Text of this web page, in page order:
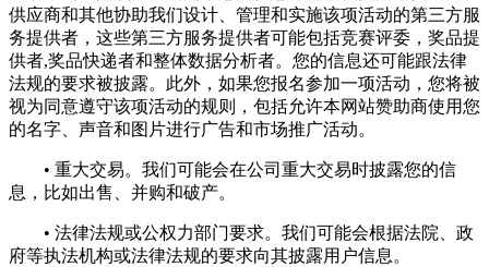
供应商和其他协助我们设计、管理和实施该项活动的第三方服
务提供者，这些第三方服务提供者可能包括竞赛评委，奖品提
供者,奖品快递者和整体数据分析者。您的信息还可能跟法律
法规的要求被披露。此外，如果您报名参加一项活动，您将被
视为同意遵守该项活动的规则，包括允许本网站赞助商使用您
的名字、声音和图片进行广告和市场推广活动。
• 重大交易。我们可能会在公司重大交易时披露您的信
息，比如出售、并购和破产。
• 法律法规或公权力部门要求。我们可能会根据法院、政
府等执法机构或法律法规的要求向其披露用户信息。